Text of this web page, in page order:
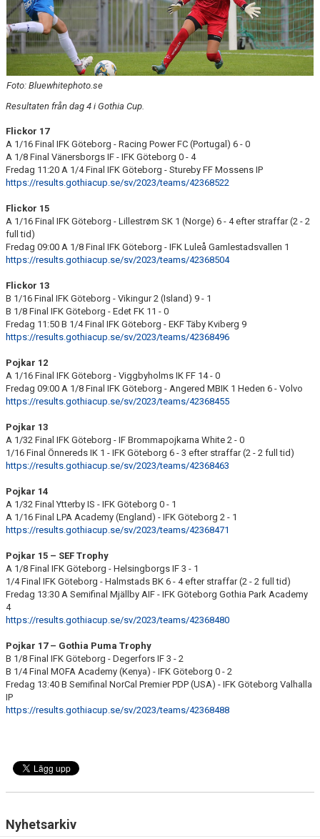
Foto: Bluewhitephoto.se
Resultaten från dag 4 i Gothia Cup.
Flickor 17
A 1/16 Final IFK Göteborg - Racing Power FC (Portugal) 6 - 0
A 1/8 Final Vänersborgs IF - IFK Göteborg 0 - 4
Fredag 11:20 A 1/4 Final IFK Göteborg - Stureby FF Mossens IP
https://results.gothiacup.se/sv/2023/teams/42368522
Flickor 15
A 1/16 Final IFK Göteborg - Lillestrøm SK 1 (Norge) 6 - 4 efter straffar (2 - 2
full tid)
Fredag 09:00 A 1/8 Final IFK Göteborg - IFK Luleå Gamlestadsvallen 1
https://results.gothiacup.se/sv/2023/teams/42368504
Flickor 13
B 1/16 Final IFK Göteborg - Vikingur 2 (Island) 9 - 1
B 1/8 Final IFK Göteborg - Edet FK 11 - 0
Fredag 11:50 B 1/4 Final IFK Göteborg - EKF Täby Kviberg 9
https://results.gothiacup.se/sv/2023/teams/42368496
Pojkar 12
A 1/16 Final IFK Göteborg - Viggbyholms IK FF 14 - 0
Fredag 09:00 A 1/8 Final IFK Göteborg - Angered MBIK 1 Heden 6 - Volvo
https://results.gothiacup.se/sv/2023/teams/42368455
Pojkar 13
A 1/32 Final IFK Göteborg - IF Brommapojkarna White 2 - 0
1/16 Final Önnereds IK 1 - IFK Göteborg 6 - 3 efter straffar (2 - 2 full tid)
https://results.gothiacup.se/sv/2023/teams/42368463
Pojkar 14
A 1/32 Final Ytterby IS - IFK Göteborg 0 - 1
A 1/16 Final LPA Academy (England) - IFK Göteborg 2 - 1
https://results.gothiacup.se/sv/2023/teams/42368471
Pojkar 15 – SEF Trophy
A 1/8 Final IFK Göteborg - Helsingborgs IF 3 - 1
1/4 Final IFK Göteborg - Halmstads BK 6 - 4 efter straffar (2 - 2 full tid)
Fredag 13:30 A Semifinal Mjällby AIF - IFK Göteborg Gothia Park Academy
4
https://results.gothiacup.se/sv/2023/teams/42368480
Pojkar 17 – Gothia Puma Trophy
B 1/8 Final IFK Göteborg - Degerfors IF 3 - 2
B 1/4 Final MOFA Academy (Kenya) - IFK Göteborg 0 - 2
Fredag 13:40 B Semifinal NorCal Premier PDP (USA) - IFK Göteborg Valhalla
IP
https://results.gothiacup.se/sv/2023/teams/42368488
Nyhetsarkiv